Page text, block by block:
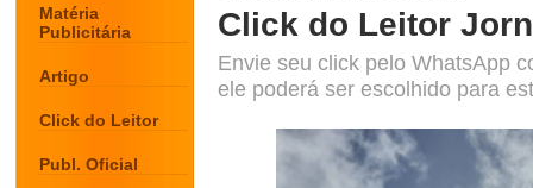
Matéria
Publicitária
Artigo
Click do Leitor
Publ. Oficial
Click do Leitor
Envie seu click pelo WhatsApp
ele poderá ser escolhido para